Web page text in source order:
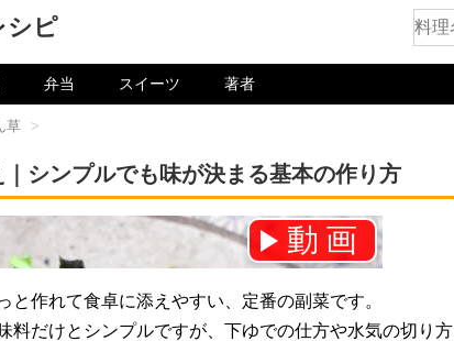
シピ
弁当 スイーツ 著者
草 >
シンプルでも味が決まる基本の作り方
動画
チャンネル登録をお願いします！⇒
と作れて食卓に添えやすい、定番の副菜です。
料だけとシンプルですが、下ゆでの仕方や水気の切り方